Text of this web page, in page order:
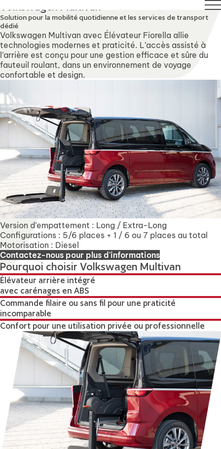
Technical Support will remain available over this
Volkswagen Multivan
Solution pour la mobilité quotidienne et les services de transport
dédié
Volkswagen Multivan avec Élévateur Fiorella allie
technologies modernes et praticité. L’accès assisté à
l’arrière est conçu pour une gestion efficace et sûre du
fauteuil roulant, dans un environnement de voyage
confortable et design.
Version d’empattement : Long / Extra-Long
Configurations : 5/6 places + 1 / 6 ou 7 places au total
Motorisation : Diesel
Contactez-nous pour plus d'informations
Pourquoi choisir Volkswagen Multivan
Élévateur arrière intégré
avec carénages en ABS
Commande filaire ou sans fil pour une praticité
incomparable
Confort pour une utilisation privée ou professionnelle